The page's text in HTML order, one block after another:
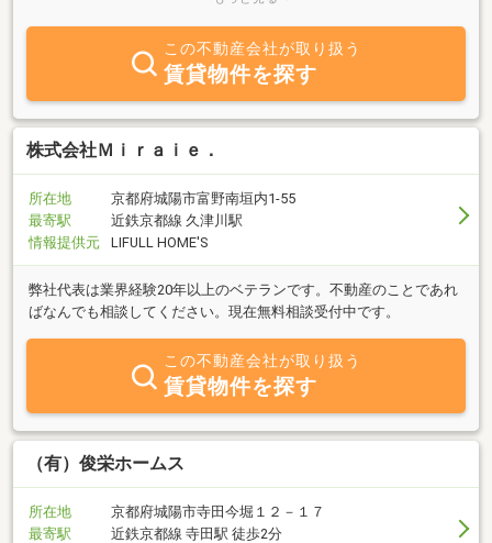
この不動産会社が取り扱う
賃貸物件を探す
株式会社Ｍｉｒａｉｅ．
所在地
京都府城陽市富野南垣内1-55
最寄駅
近鉄京都線 久津川駅
情報提供元
LIFULL HOME'S
弊社代表は業界経験20年以上のベテランです。不動産のことであれ
ばなんでも相談してください。現在無料相談受付中です。
この不動産会社が取り扱う
賃貸物件を探す
（有）俊栄ホームス
所在地
京都府城陽市寺田今堀１２－１７
最寄駅
近鉄京都線 寺田駅 徒歩2分